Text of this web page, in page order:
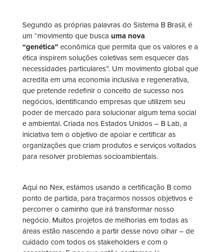
Segundo as próprias palavras do Sistema B Brasil, é
um “movimento que busca uma nova
“genética”econômica que permita que os valores e a
ética inspirem soluções coletivas sem esquecer das
necessidades particulares”. Um movimento global que
acredita em uma economia inclusiva e regenerativa,
que pretende redefinir o conceito de sucesso nos
negócios, identificando empresas que utilizem seu
poder de mercado para solucionar algum tema social
e ambiental. Criada nos Estados Unidos – B Lab, a
iniciativa tem o objetivo de apoiar e certificar as
organizações que criam produtos e serviços voltados
para resolver problemas socioambientais.
Aqui no Nex, estamos usando a certificação B como
ponto de partida, para traçarmos nossos objetivos e
percorrer o caminho que irá transformar nosso
negócio. Muitos projetos de melhorias em todas as
áreas estão nascendo a partir desse novo olhar – de
cuidado com todos os stakeholders e com o